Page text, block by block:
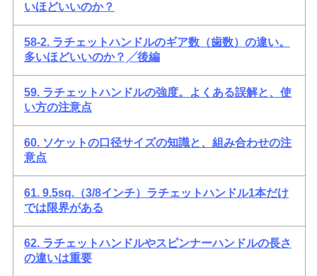
いほどいいのか？
58-2. ラチェットハンドルのギア数（歯数）の違い。
多いほどいいのか？╱後編
59. ラチェットハンドルの強度。よくある誤解と、使
い方の注意点
60. ソケットの口径サイズの知識と、組み合わせの注
意点
61. 9.5sq.（3/8インチ）ラチェットハンドル1本だけ
では限界がある
62. ラチェットハンドルやスピンナーハンドルの長さ
の違いは重要